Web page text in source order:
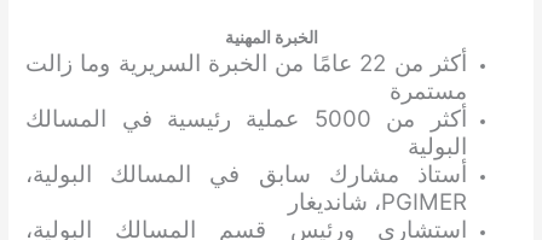
الخبرة المهنية
أكثر من 22 عامًا من الخبرة السريرية وما زالت
مستمرة
أكثر من 5000 عملية رئيسية في المسالك
البولية
أستاذ مشارك سابق في المسالك البولية،
PGIMER، شانديغار
استشاري ورئيس قسم المسالك البولية،